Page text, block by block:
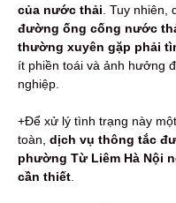
của nước thải . Tuy
đường ống cống nước
thường xuyên gặp phải
ít phiền toái và ảnh hưởng
nghiệp.
+Để xử lý tình trạng này
toàn, dịch vụ thông tắc
phường Từ Liêm Hà Nội
cần thiết